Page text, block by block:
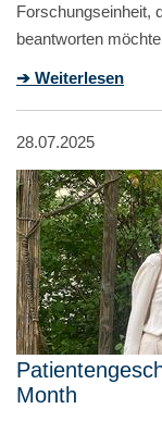
Forschungseinheit,
beantworten
➔ Weiterlesen
28.07.2025
Month